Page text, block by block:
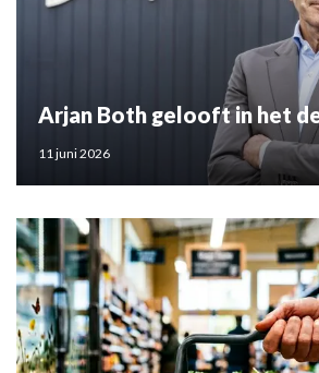
Arjan Both gelooft in het
11 juni 2026